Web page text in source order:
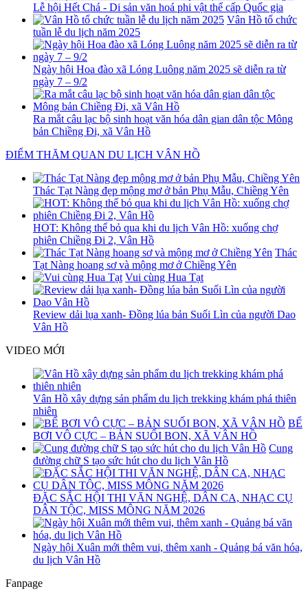
Lễ hội Hết Chá - Di sản văn hoá phi vật thể cấp Quốc gia
Vân Hồ tổ chức
tuần lễ du lịch năm 2025
Ngày hội Hoa đào xã Lóng Luông năm 2025 sẽ diễn ra từ
ngày 7 – 9/2
Ra mắt câu lạc bộ sinh hoạt văn hóa dân gian dân tộc Mông
bản Chiềng Đi, xã Vân Hồ
ĐIỂM THĂM QUAN DU LỊCH VÂN HỒ
Thác Tạt Nàng đẹp mộng mơ ở bản Phụ Mẫu, Chiềng Yên
HOT: Không thể bỏ qua khi du lịch Vân Hồ: xuống chợ
phiên Chiềng Đi 2, Vân Hồ
Thác
Tạt Nàng hoang sơ và mộng mơ ở Chiềng Yên
Vui cùng Hua Tạt
Review dải lụa xanh- Đồng lúa bản Suối Lìn của người Dao
Vân Hồ
VIDEO MỚI
Vân Hồ xây dựng sản phẩm du lịch trekking khám phá thiên
nhiên
BỂ
BƠI VÔ CỰC – BẢN SUỐI BON, XÃ VÂN HỒ
Cung
đường chữ S tạo sức hút cho du lịch Vân Hồ
ĐẶC SẮC HỘI THI VĂN NGHỆ, DÂN CA, NHẠC CỤ
DÂN TỘC, MISS MÔNG NĂM 2026
Ngày hội Xuân mới thêm vui, thêm xanh - Quảng bá văn hóa,
du lịch Vân Hồ
Fanpage